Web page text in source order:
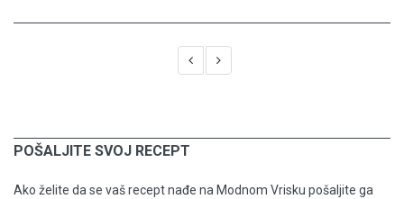
POŠALJITE SVOJ RECEPT
Ako želite da se vaš recept nađe na Modnom Vrisku pošaljite ga